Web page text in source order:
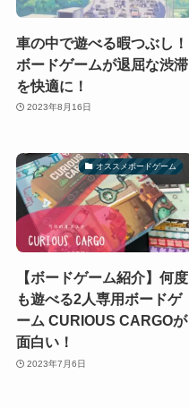
車の中で遊べる暇つぶし！
ボードゲームが退屈な渋滞
を快適に！
2023年8月16日
オススメボードゲーム
【ボードゲーム紹介】何度
も遊べる2人専用ボードゲ
ーム CURIOUS CARGOが
面白い！
2023年7月6日